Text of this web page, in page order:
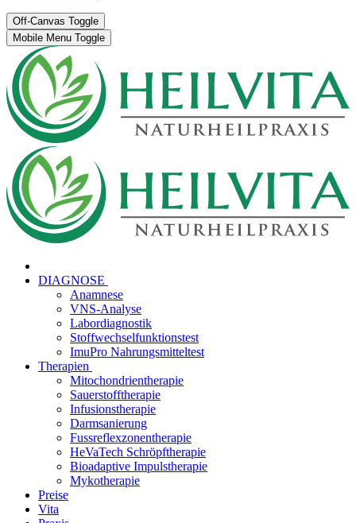
Off-Canvas Toggle
Mobile Menu Toggle
DIAGNOSE
Anamnese
VNS-Analyse
Labordiagnostik
Stoffwechselfunktionstest
ImuPro Nahrungsmitteltest
Therapien
Mitochondrientherapie
Sauerstofftherapie
Infusionstherapie
Darmsanierung
Fussreflexzonentherapie
HeVaTech Schröpftherapie
Bioadaptive Impulstherapie
Mykotherapie
Preise
Vita